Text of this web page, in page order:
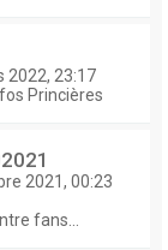
2022, 23:17
Princières
2021, 00:23
fans...